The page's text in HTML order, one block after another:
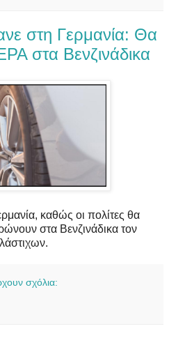
στη Γερμανία: Θα
στα Bενζινάδικα
καθώς οι πολίτες θα
στα Βενζινάδικα τον
σχόλια: